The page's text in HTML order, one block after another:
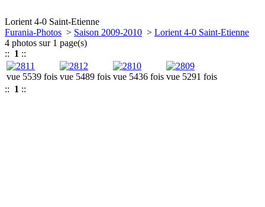
Lorient 4-0 Saint-Etienne
Furania-Photos > Saison 2009-2010 > Lorient 4-0 Saint-Etienne
4 photos sur 1 page(s)
:: 1 ::
vue 5539 fois vue 5489 fois vue 5436 fois vue 5291 fois
:: 1 ::